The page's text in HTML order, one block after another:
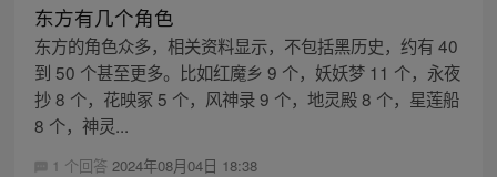
东方有几个角色
东方的角色众多，相关资料显示，不包括黑历史，约有 40
到 50 个甚至更多。比如红魔乡 9 个，妖妖梦 11 个，永夜
抄 8 个，花映冢 5 个，风神录 9 个，地灵殿 8 个，星莲船
8 个，神灵...
1 个回答 2024年08月04日 18:38